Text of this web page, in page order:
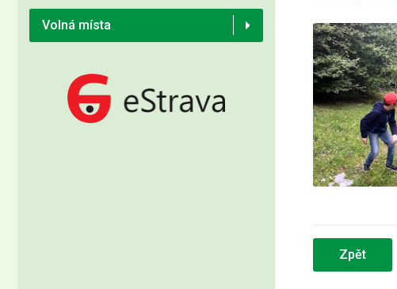
Volná místa
Zpět